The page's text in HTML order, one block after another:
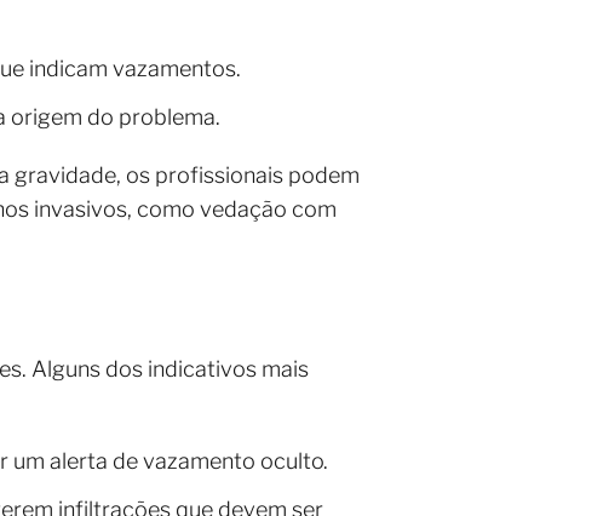
indicam vazamentos.
origem do problema.
gravidade, os profissionais podem
invasivos, como vedação com
Alguns dos indicativos mais
um alerta de vazamento oculto.
infiltrações que devem ser